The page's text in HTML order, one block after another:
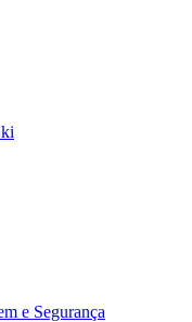
e Segurança